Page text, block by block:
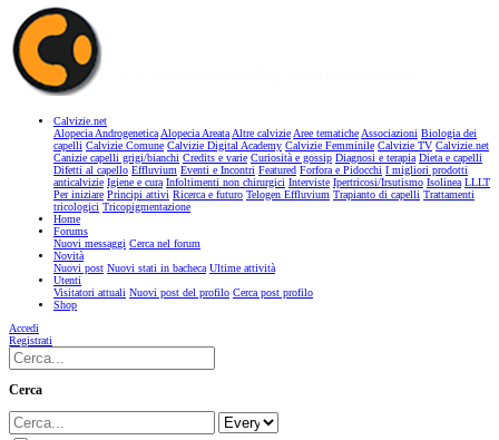
Calvizie.net
Alopecia AndrogeneticaAlopecia AreataAltre calvizieAree tematicheAssociazioni Biologia dei
capelli Calvizie Comune Calvizie Digital Academy Calvizie Femminile Calvizie TV Calvizie.net
Canizie capelli grigi/bianchi Credits e varie Curiosità e gossip Diagnosi e terapia Dieta e capelli
Difetti al capello Effluvium Eventi e Incontri Featured Forfora e Pidocchi I migliori prodotti
anticalvizie Igiene e cura Infoltimenti non chirurgici Interviste Ipertricosi/Irsutismo Isolinea LLLT
Per iniziare Principi attivi Ricerca e futuro Telogen Effluvium Trapianto di capelli Trattamenti
tricologici Tricopigmentazione
Home
Forums
Nuovi messaggi Cerca nel forum
Novità
Nuovi post Nuovi stati in bacheca Ultime attività
Utenti
Visitatori attuali Nuovi post del profilo Cerca post profilo
Shop
Accedi
Registrati
Cerca